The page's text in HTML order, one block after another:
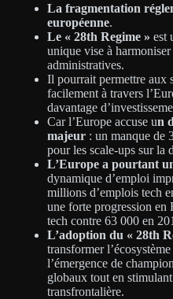
La fragmentation
européenne.
Le « 28th Regime » est
unique vise à
administratives.
Il pourrait permettre aux
facilement à travers
davantage
Car l’Europe accuse un
majeur : un manque de
pour les scale-ups sur la
L’Europe a pourtant
dynamique d’emploi
millions d’emplois tech
une forte progression en
tech contre 63 000 en
L’adoption du « 28th
transformer
l’émergence de
globaux tout en
transfrontalière.